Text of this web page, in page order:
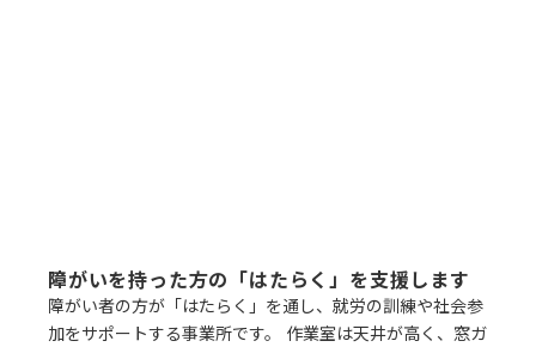
障がいを持った方の「はたらく」を支援します
障がい者の方が「はたらく」を通し、就労の訓練や社会参
加をサポートする事業所です。 作業室は天井が高く、窓ガ